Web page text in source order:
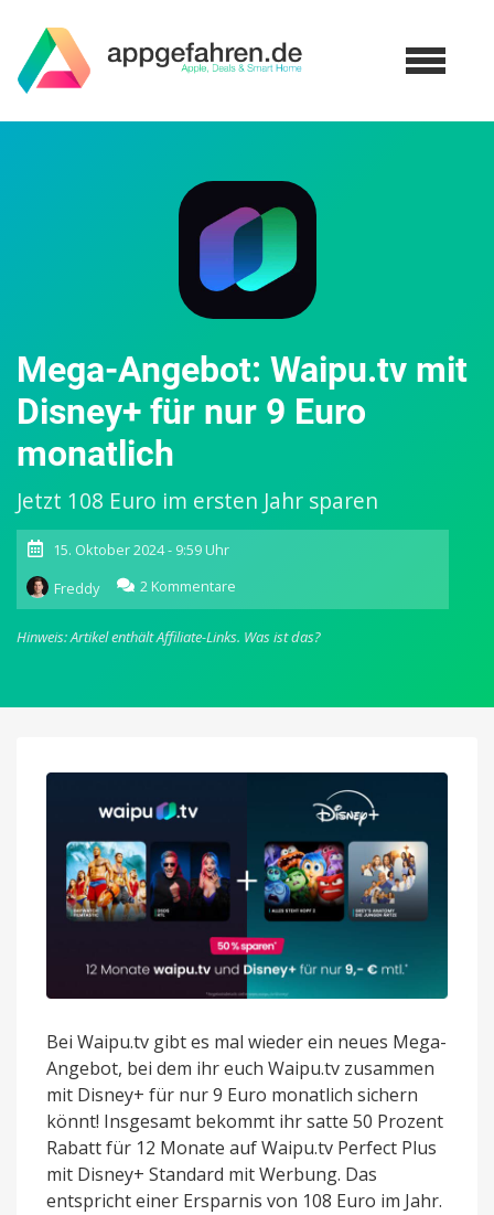
Mega-Angebot: Waipu.tv mit
Disney+ für nur 9 Euro
monatlich
Jetzt 108 Euro im ersten Jahr sparen
15. Oktober 2024 - 9:59 Uhr
Freddy
2 Kommentare
Mega-
Waipu.tv
für
Euro
Hinweis: Artikel enthält Affiliate-Links. Was ist das?
Bei Waipu.tv gibt es mal wieder ein neues Mega-
Angebot, bei dem ihr euch Waipu.tv zusammen
mit Disney+ für nur 9 Euro monatlich sichern
könnt! Insgesamt bekommt ihr satte 50 Prozent
Rabatt für 12 Monate auf Waipu.tv Perfect Plus
mit Disney+ Standard mit Werbung. Das
entspricht einer Ersparnis von 108 Euro im Jahr.